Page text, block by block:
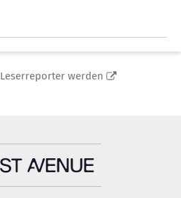
Leserreporter werden